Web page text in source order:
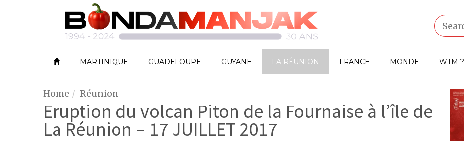
MARTINIQUE GUADELOUPE GUYANE LA RÉUNION FRANCE MONDE WTM ?
Home Réunion
Eruption du volcan Piton de la Fournaise à l’île de
La Réunion – 17 JUILLET 2017